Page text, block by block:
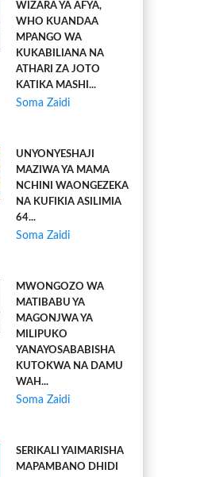
WIZARA YA AFYA,
WHO KUANDAA
MPANGO WA
KUKABILIANA NA
ATHARI ZA JOTO
KATIKA MASHI...
Soma Zaidi
UNYONYESHAJI
MAZIWA YA MAMA
NCHINI WAONGEZEKA
NA KUFIKIA ASILIMIA
64...
Soma Zaidi
MWONGOZO WA
MATIBABU YA
MAGONJWA YA
MILIPUKO
YANAYOSABABISHA
KUTOKWA NA DAMU
WAH...
Soma Zaidi
SERIKALI YAIMARISHA
MAPAMBANO DHIDI